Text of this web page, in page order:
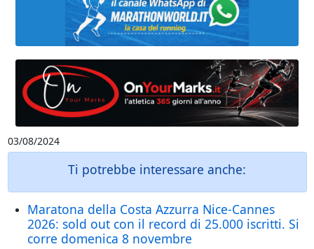
03/08/2024
Ti potrebbe interessare anche:
Maratona della Costa Azzurra Nice-Cannes
2026: sold out con il record di 25.000 iscritti. Si
corre domenica 8 novembre